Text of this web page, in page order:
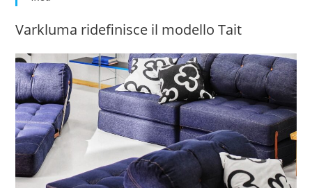
Varkluma ridefinisce il modello Tait